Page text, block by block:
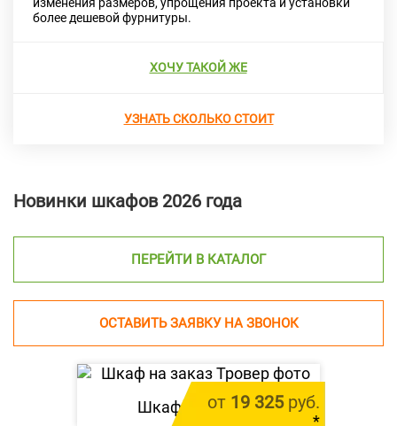
изменения размеров, упрощения проекта и установки
более дешевой фурнитуры.
ХОЧУ ТАКОЙ ЖЕ
УЗНАТЬ СКОЛЬКО СТОИТ
Новинки шкафов 2026 года
ПЕРЕЙТИ В КАТАЛОГ
ОСТАВИТЬ ЗАЯВКУ НА ЗВОНОК
от 19 325руб.
*
Шкаф « Тровер»